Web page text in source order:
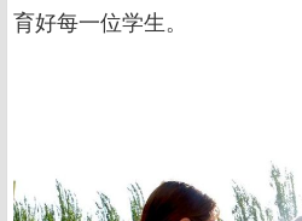
育好每一位学生。